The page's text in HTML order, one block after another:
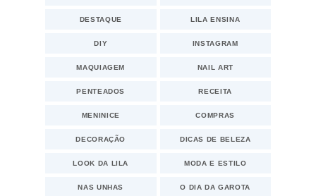
DESTAQUE LILA ENSINA
DIY INSTAGRAM
MAQUIAGEM NAIL ART
PENTEADOS RECEITA
MENINICE COMPRAS
DECORAÇÃO DICAS DE BELEZA
LOOK DA LILA MODA E ESTILO
NAS UNHAS O DIA DA GAROTA